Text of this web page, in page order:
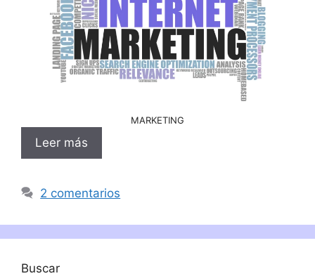
MARKETING
Leer más
2 comentarios
Buscar